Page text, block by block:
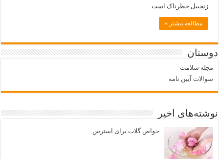
زنجبیل خطرناک است
مطالعه بیشتر »
دوستان
مجله سلامت
سوالات آیین نامه
نوشته‌های اخیر
خواص گلاب برای استرس